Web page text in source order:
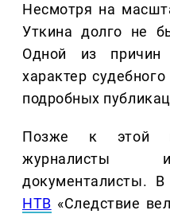
Несмотря на
Уткина долго не
Одной из причин
характер
подробных
Позже к этой
журналисты
документалисты.
НТВ «Следствие